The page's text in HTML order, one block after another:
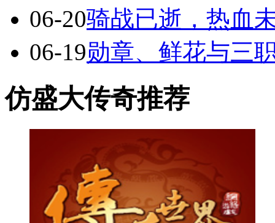
06-20骑战已逝，热血
06-19勋章、鲜花与三
仿盛大传奇推荐